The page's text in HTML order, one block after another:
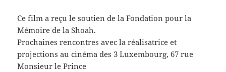
Ce film a reçu le soutien de la Fondation pour la
Mémoire de la Shoah.
Prochaines rencontres avec la réalisatrice et
projections au cinéma des 3 Luxembourg, 67 rue
Monsieur le Prince